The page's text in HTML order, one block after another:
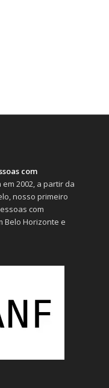
com
2002, a partir da
nosso primeiro
com
Belo Horizonte e